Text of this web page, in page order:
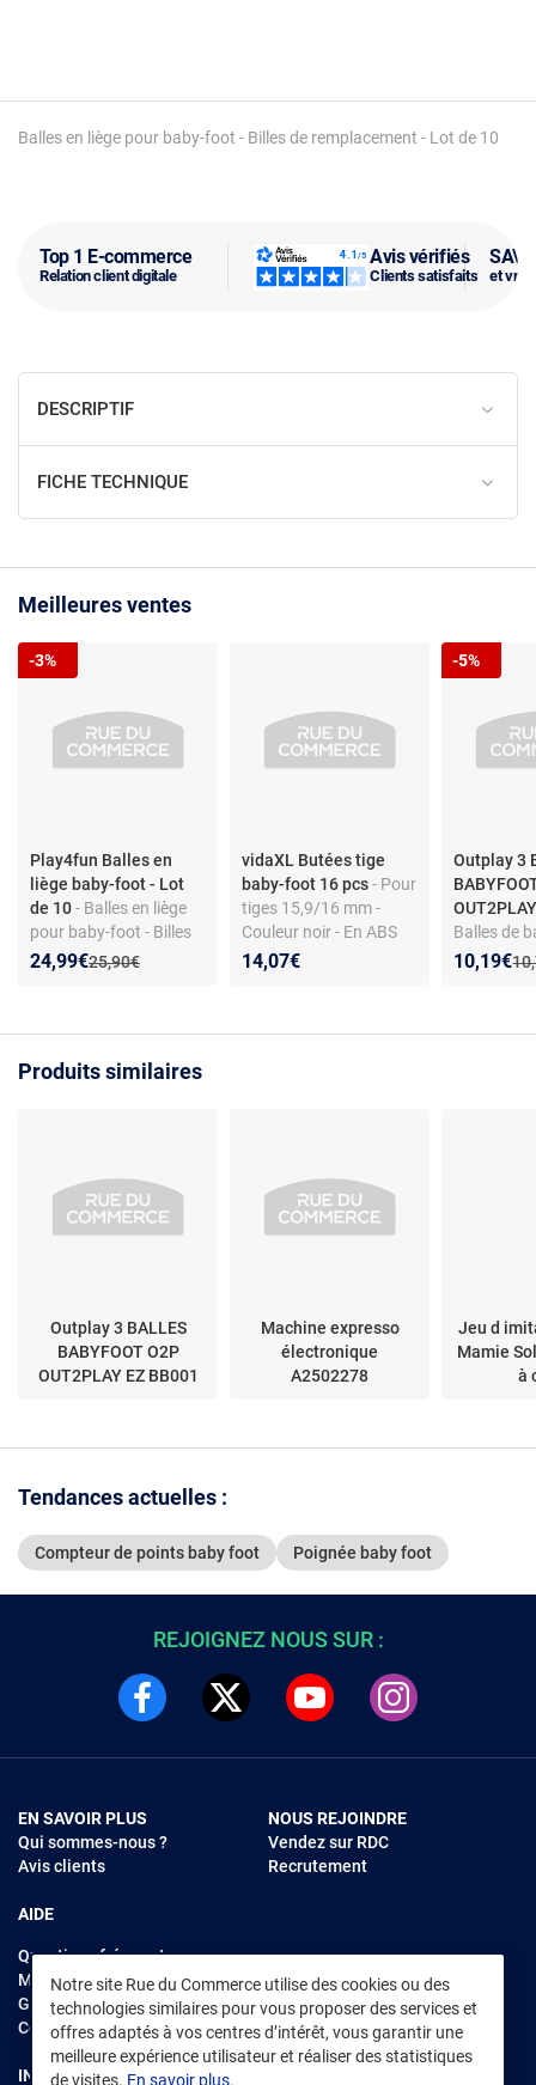
Top 1 E-commerce
Relation client digitale
Avis vérifiés
Clients satisfaits
SAV
et
Balles en liège pour baby-foot - Billes de remplacement - Lot de 10
DESCRIPTIF
FICHE TECHNIQUE
Meilleures ventes
Play4fun Balles en
liège baby-foot - Lot
de 10- Balles en liège
pour baby-foot - Billes
de remplacement - Lot
Ancien prix :
25,90€
Nouveau prix :
24,99€
Réduction de :
-3%
vidaXL Butées tige
baby-foot 16 pcs- Pour
tiges 15,9/16 mm -
Couleur noir - En ABS
14,07€
Outplay 3
Balles de
Nouveau
10,19€
-5%
Produits similaires
Outplay 3 BALLES
BABYFOOT O2P
OUT2PLAY EZ BB001
Machine expresso
électronique
A2502278
Jeu d
Mamie
à
Tendances actuelles :
Compteur de points baby foot Poignée baby foot
Notre site Rue du Commerce utilise des cookies ou des
technologies similaires pour vous proposer des services et
offres adaptés à vos centres d’intérêt, vous garantir une
meilleure expérience utilisateur et réaliser des statistiques
de visites. En savoir plus.
REJOIGNEZ NOUS SUR :
EN SAVOIR PLUS
Qui sommes-nous ?
Avis clients
AIDE
Questions fréquentes
Modes de règlements
Garantie et retours
Contacter Rue du Commerce
NOUS REJOINDRE
Vendez sur RDC
Recrutement
INFORMATIONS LÉGALES